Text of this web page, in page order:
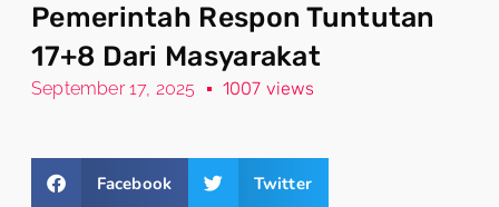
Pemerintah Respon Tuntutan
17+8 Dari Masyarakat
September 17, 2025 1007 views
Facebook Twitter